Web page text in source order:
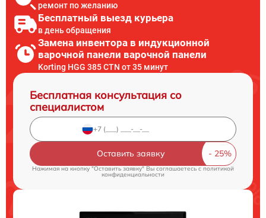
ремонт по желанию
Бесплатный выезд курьера
в день обращения
Замена инвентора в индукционной
варочной панели варочной панели
Korting HGG 385 CTN от 35 минут
Бесплатная консультация со
специалистом
Оставить заявку
Нажимая на кнопку "Оставить заявку" Вы соглашаетесь cполитикой
конфиденциальности